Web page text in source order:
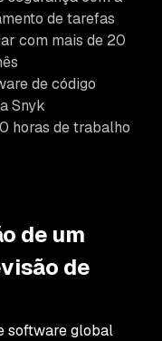
de tarefas
com mais de 20
de código
Snyk
horas de trabalho
de um
de
software global